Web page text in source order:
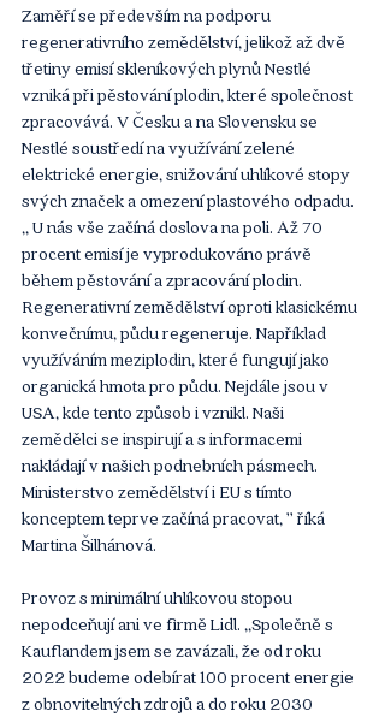
Zaměří se především na podporu
regenerativního zemědělství, jelikož až dvě
třetiny emisí skleníkových plynů Nestlé
vzniká při pěstování plodin, které společnost
zpracovává. V Česku a na Slovensku se
Nestlé soustředí na využívání zelené
elektrické energie, snižování uhlíkové stopy
svých značek a omezení plastového odpadu.
‚‚ U nás vše začíná doslova na poli. Až 70
procent emisí je vyprodukováno právě
během pěstování a zpracování plodin.
Regenerativní zemědělství oproti klasickému
konvečnímu, půdu regeneruje. Například
využíváním meziplodin, které fungují jako
organická hmota pro půdu. Nejdále jsou v
USA, kde tento způsob i vznikl. Naši
zemědělci se inspirují a s informacemi
nakládají v našich podnebních pásmech.
Ministerstvo zemědělství i EU s tímto
konceptem teprve začíná pracovat, ’’ říká
Martina Šilhánová.
Provoz s minimální uhlíkovou stopou
nepodceňují ani ve firmě Lidl. ‚‚Společně s
Kauflandem jsem se zavázali, že od roku
2022 budeme odebírat 100 procent energie
z obnovitelných zdrojů a do roku 2030